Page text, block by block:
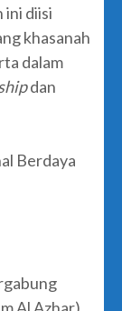
ini diisi
khasanah
dalam
dan
Berdaya